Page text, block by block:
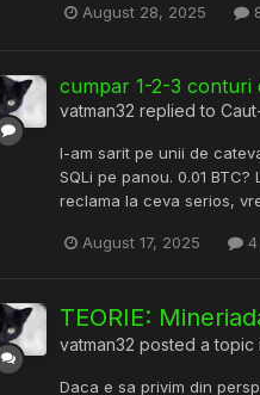
August 28, 2025
cumpar 1-2-3 conturi
vatman32 replied to
I-am sarit pe unii de
SQLi pe panou. 0.01
reclama la ceva serios,
August 17, 2025
TEORIE:
vatman32 posted a topic
Daca e sa privim din